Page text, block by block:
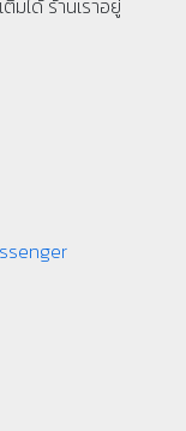
มได้ ร้านเราอยู่